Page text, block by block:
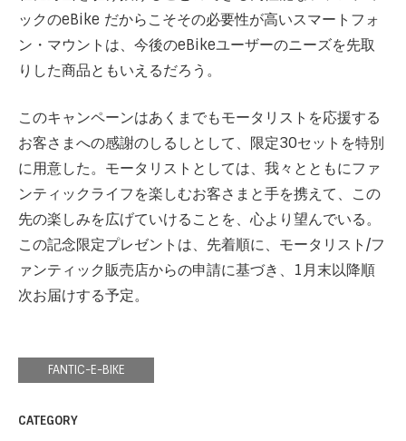
ックのeBike だからこそその必要性が高いスマートフォ
ン・マウントは、今後のeBikeユーザーのニーズを先取
りした商品ともいえるだろう。
このキャンペーンはあくまでもモータリストを応援する
お客さまへの感謝のしるしとして、限定30セットを特別
に用意した。モータリストとしては、我々とともにファ
ンティックライフを楽しむお客さまと手を携えて、この
先の楽しみを広げていけることを、心より望んでいる。
この記念限定プレゼントは、先着順に、モータリスト/フ
ァンティック販売店からの申請に基づき、1月末以降順
次お届けする予定。
FANTIC-E-BIKE
CATEGORY